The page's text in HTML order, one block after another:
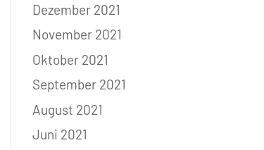
Dezember 2021
November 2021
Oktober 2021
September 2021
August 2021
Juni 2021